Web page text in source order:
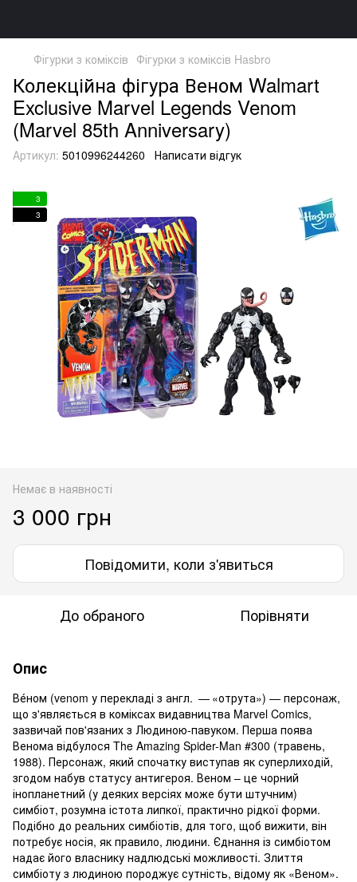
Фігурки з коміксів Фігурки з коміксів Hasbro
Колекційна фігура Веном Walmart
Exclusive Marvel Legends Venom
(Marvel 85th Anniversary)
Артикул: 5010996244260 Написати відгук
3
3
Немає в наявності
3 000 грн
Повідомити, коли з'явиться
До обраного Порівняти
Опис
Ве́ном (venom у перекладі з англ. — «отрута») — персонаж,
що з'являється в коміксах видавництва Marvel Comics,
зазвичай пов'язаних з Людиною-павуком. Перша поява
Венома відбулося The Amazing Spider-Man #300 (травень,
1988). Персонаж, який спочатку виступав як суперлиходій,
згодом набув статусу антигероя. Веном – це чорний
інопланетний (у деяких версіях може бути штучним)
симбіот, розумна істота липкої, практично рідкої форми.
Подібно до реальних симбіотів, для того, щоб вижити, він
потребує носія, як правило, людини. Єднання із симбіотом
надає його власнику надлюдські можливості. Злиття
симбіоту з людиною породжує сутність, відому як «Веном».